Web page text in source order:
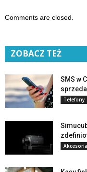
Comments are closed.
ZOBACZ TEŻ
SMS w
Telefony
Akcesoria